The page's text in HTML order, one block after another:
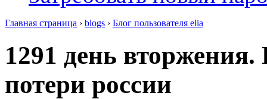
Главная страница › blogs › Блог пользователя elia
1291 день
потери россии